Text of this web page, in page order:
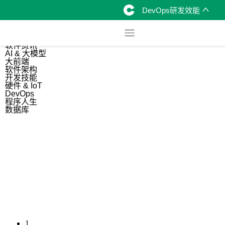
DevOps研发效能
软件资讯
AI & 大模型
大前端
软件架构
开发技能
硬件 & IoT
DevOps
程序人生
数据库
1